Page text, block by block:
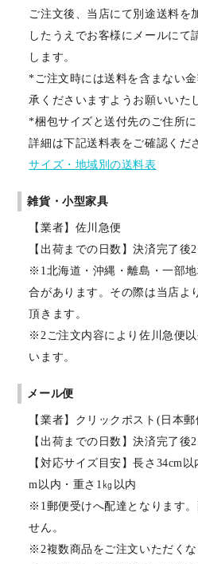
ご注文後、当店にて別途送料を
したうえでお客様にメールにて
します。
*ご注文時には送料を含まない
承くださいますようお願いいた
*梱包サイズと送付先のご住所に
詳細は下記送料表をご確認くだ
サイズ・地域別の送料表
雑貨・小型家具
【業者】佐川急便
【出荷までの日数】決済完了後
※1北海道・沖縄・離島・一部
合があります。その際は当店よ
頂きます。
※2ご注文内容により佐川急便
います。
メール便
【業者】クリックポスト(日本郵
【出荷までの日数】決済完了後
【対応サイズ目安】長さ34cm
m以内・重さ1㎏以内
※1郵便受けへ配達となります
せん。
※2複数商品をご注文いただく